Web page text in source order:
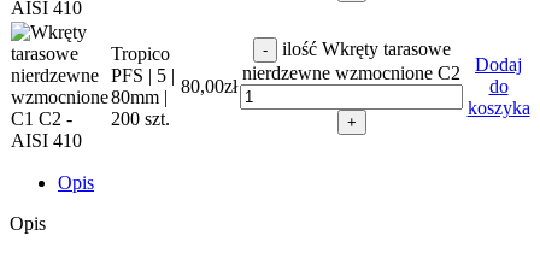
Tropico
PFS | 5 |
80mm |
200 szt.
80,00zł
-
ilość Wkręty tarasowe
nierdzewne wzmocnione C2
+
Dodaj
do
koszyka
Opis
Opis